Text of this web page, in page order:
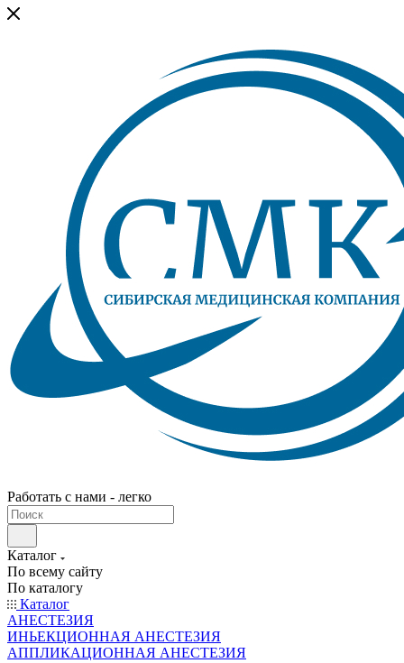
Работать с нами - легко
Каталог
По всему сайту
По каталогу
Каталог
АНЕСТЕЗИЯ
ИНЬЕКЦИОННАЯ АНЕСТЕЗИЯ
АППЛИКАЦИОННАЯ АНЕСТЕЗИЯ